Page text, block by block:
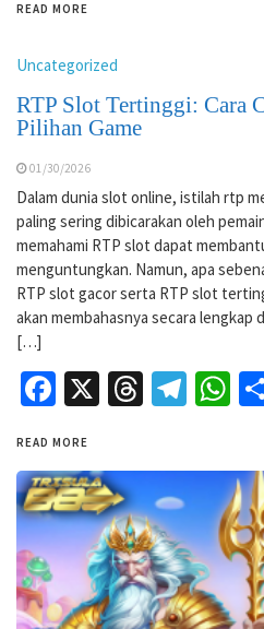
READ MORE
Uncategorized
RTP Slot Tertinggi: Cara
Pilihan Game
01/30/2026
Dalam dunia slot online, istilah rtp
paling sering dibicarakan oleh
memahami RTP slot dapat
menguntungkan. Namun, apa
RTP slot gacor serta RTP slot
akan membahasnya secara lengkap
[…]
Facebook
X Threads
READ MORE